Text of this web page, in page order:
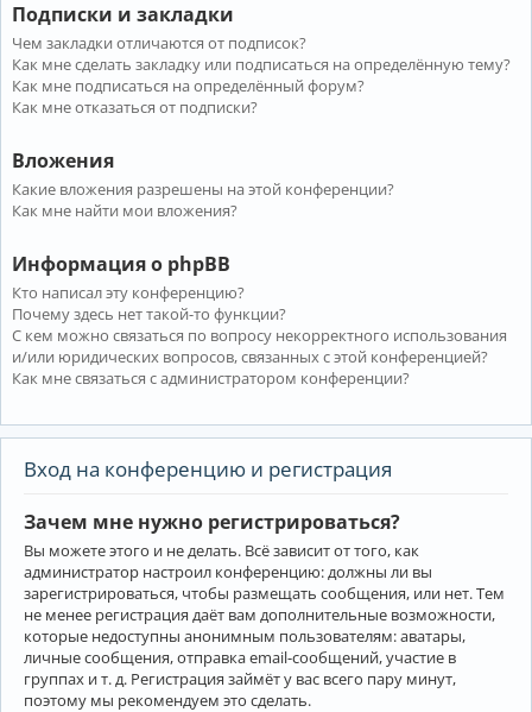
Подписки и закладки
Чем закладки отличаются от подписок?
Как мне сделать закладку или подписаться на определённую тему?
Как мне подписаться на определённый форум?
Как мне отказаться от подписки?
Вложения
Какие вложения разрешены на этой конференции?
Как мне найти мои вложения?
Информация о phpBB
Кто написал эту конференцию?
Почему здесь нет такой-то функции?
С кем можно связаться по вопросу некорректного использования
и/или юридических вопросов, связанных с этой конференцией?
Как мне связаться с администратором конференции?
Вход на конференцию и регистрация
Зачем мне нужно регистрироваться?
Вы можете этого и не делать. Всё зависит от того, как
администратор настроил конференцию: должны ли вы
зарегистрироваться, чтобы размещать сообщения, или нет. Тем
не менее регистрация даёт вам дополнительные возможности,
которые недоступны анонимным пользователям: аватары,
личные сообщения, отправка email-сообщений, участие в
группах и т. д. Регистрация займёт у вас всего пару минут,
поэтому мы рекомендуем это сделать.